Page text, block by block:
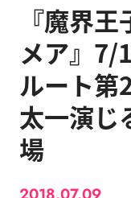
『魔界
メア』7/
ルート第
太一演じ
場